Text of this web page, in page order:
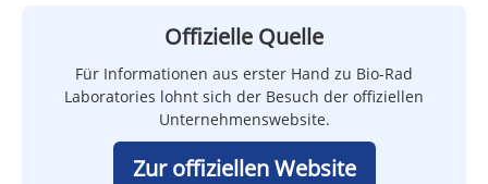
Offizielle Quelle
Für Informationen aus erster Hand zu Bio-Rad
Laboratories lohnt sich der Besuch der offiziellen
Unternehmenswebsite.
Zur offiziellen Website